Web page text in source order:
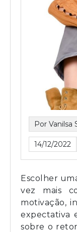
Por Vanilsa
14/12/2022
Escolher
vez mais
motivação,
expectativa
sobre o